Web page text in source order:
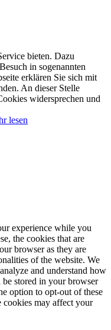
bieten. Dazu
in sogenannten
erklären Sie sich mit
An dieser Stelle
widersprechen und
lesen
experience while you
the cookies that are
browser as they are
of the website. We
and understand how
stored in your browser
option to opt-out of these
cookies may affect your